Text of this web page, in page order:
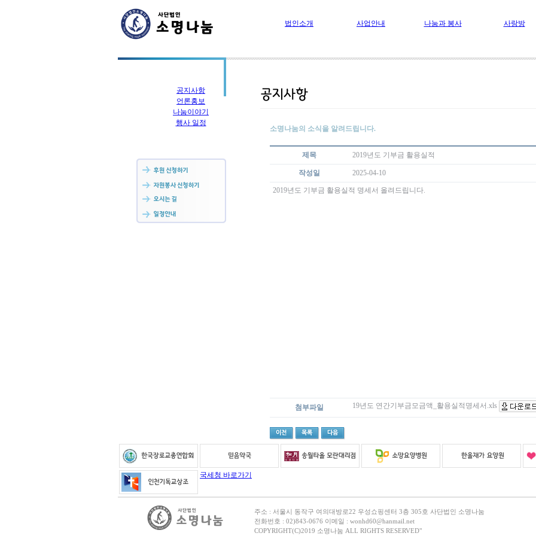
법인소개 사업안내 나눔과 봉사 사랑방
공지사항
언론홍보
나눔이야기
행사 일정
소명나눔의 소식을 알려드립니다.
제목 2019년도 기부금 활용실적
작성일 2025-04-10
2019년도 기부금 활용실적 명세서 올려드립니다.
첨부파일 19년도 연간기부금모금액_활용실적명세서.xls
국세청 바로가기
주소 : 서울시 동작구 여의대방로22 우성쇼핑센터 3층 305호 사단법인 소명나눔
전화번호 : 02)843-0676 이메일 : wonhd60@hanmail.net
COPYRIGHT(C)2019 소명나눔 ALL RIGHTS RESERVED"